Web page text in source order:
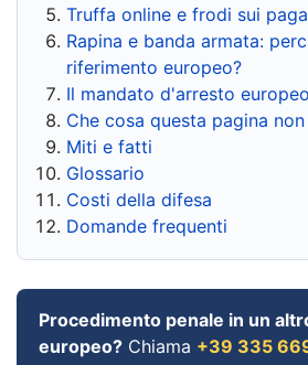
Truffa online e frodi sui
Rapina e banda armata:
riferimento europeo?
Il mandato d'arresto europeo
Che cosa questa pagina
Miti e fatti
Glossario
Costi della difesa
Domande frequenti
Procedimento penale in un
europeo? Chiama +39 335